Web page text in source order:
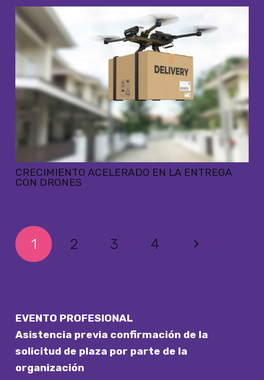
CRECIMIENTO ACELERADO EN LA ENTREGA
CON DRONES
1 2 3 4
EVENTO PROFESIONAL
Asistencia previa confirmación de la
solicitud de plaza por parte de la
organización